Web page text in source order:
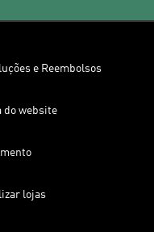
e Reembolsos
do website
lojas